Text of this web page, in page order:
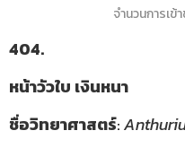
จำนวนการเข้
404.
หน้าวัวใบ เงินหนา
ชื่อวิทยาศาสตร์: